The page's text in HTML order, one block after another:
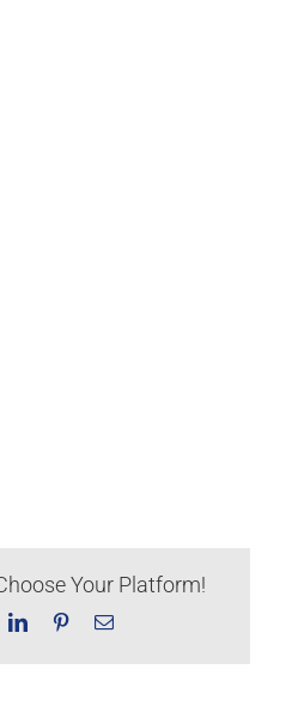
Your Platform!
LinkedInPinterestEmail: